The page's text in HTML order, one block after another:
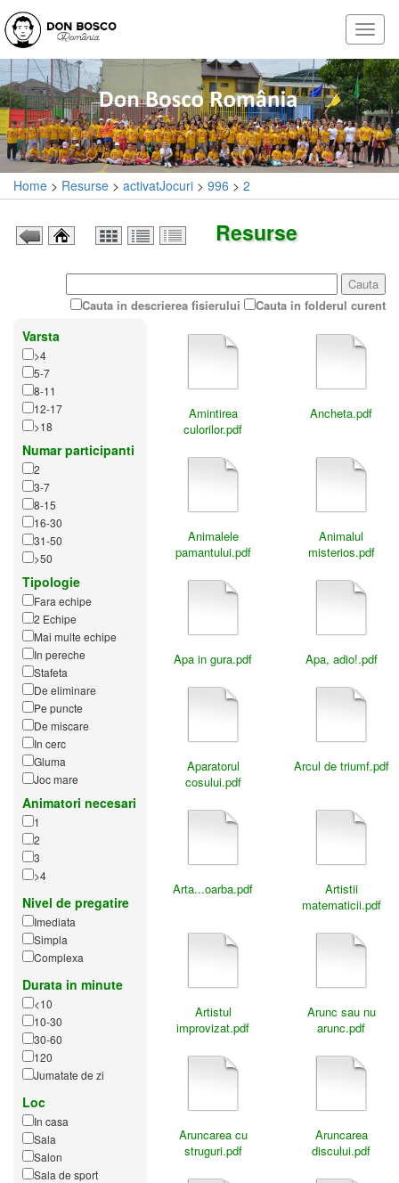
Home > Resurse > activatJocuri > 996 > 2
Resurse
Cauta
Cauta in descrierea fisierului
Cauta in folderul curent
Varsta
>4
5-7
8-11
12-17
>18
Numar participanti
2
3-7
8-15
16-30
31-50
>50
Tipologie
Fara echipe
2 Echipe
Mai multe echipe
In pereche
Stafeta
De eliminare
Pe puncte
De miscare
In cerc
Gluma
Joc mare
Animatori necesari
1
2
3
>4
Nivel de pregatire
Imediata
Simpla
Complexa
Durata in minute
<10
10-30
30-60
120
Jumatate de zi
Loc
In casa
Sala
Salon
Sala de sport
Amintirea
culorilor.pdf
Ancheta.pdf
Animalele
pamantului.pdf
Animalul
misterios.pdf
Apa in gura.pdf Apa, adio!.pdf
Aparatorul
cosului.pdf
Arcul de triumf.pdf
Arta...oarba.pdf
Artistii
matematicii.pdf
Artistul
improvizat.pdf
Arunc sau nu
arunc.pdf
Aruncarea cu
struguri.pdf
Aruncarea
discului.pdf